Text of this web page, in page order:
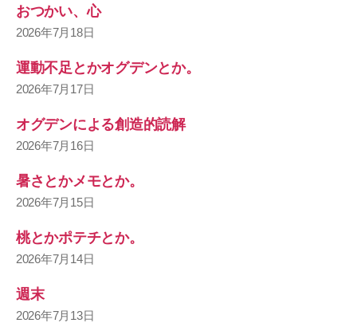
おつかい、心
2026年7月18日
運動不足とかオグデンとか。
2026年7月17日
オグデンによる創造的読解
2026年7月16日
暑さとかメモとか。
2026年7月15日
桃とかポテチとか。
2026年7月14日
週末
2026年7月13日